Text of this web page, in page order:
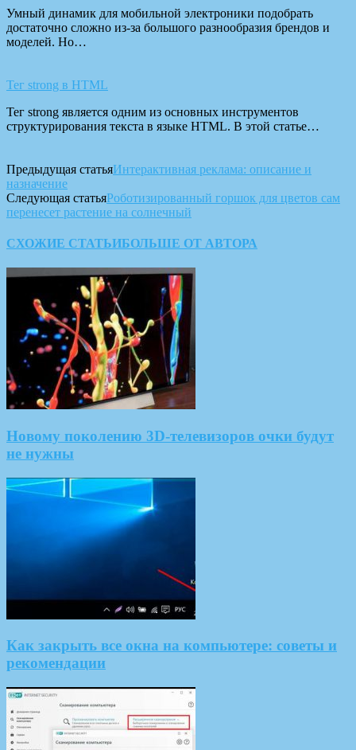
Умный динамик для мобильной электроники подобрать
достаточно сложно из-за большого разнообразия брендов и
моделей. Но…
Тег strong в HTML
Тег strong является одним из основных инструментов
структурирования текста в языке HTML. В этой статье…
Предыдущая статьяИнтерактивная реклама: описание и
назначение
Следующая статьяРоботизированный горшок для цветов сам
перенесет растение на солнечный
СХОЖИЕ СТАТЬИБОЛЬШЕ ОТ АВТОРА
Новому поколению 3D-телевизоров очки будут
не нужны
Как закрыть все окна на компьютере: советы и
рекомендации